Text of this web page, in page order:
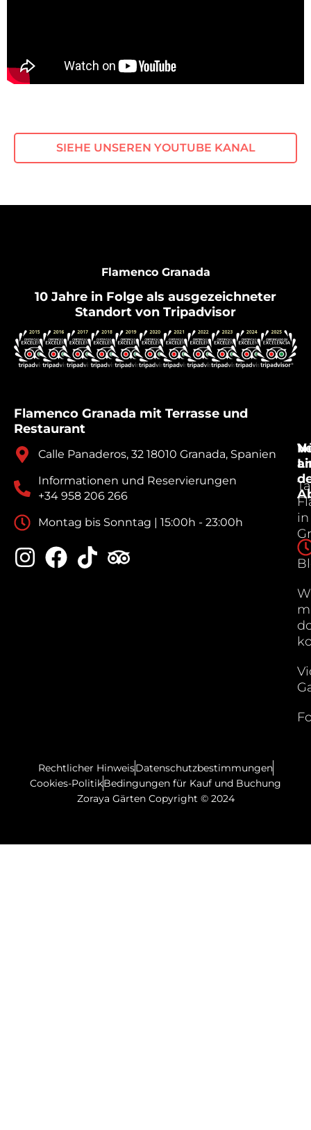
SIEHE UNSEREN YOUTUBE KANAL
Flamenco Granada
10 Jahre in Folge als ausgezeichneter
Standort von Tripadvisor
Flamenco Granada mit Terrasse und
Restaurant
Calle Panaderos, 32 18010 Granada, Spanien
Informationen und Reservierungen
+34 958 206 266
Montag bis Sonntag | 15:00h - 23:00h
in
Rechtlicher HinweisDatenschutzbestimmungen
Cookies-PolitikBedingungen für Kauf und Buchung
Zoraya Gärten Copyright © 2024